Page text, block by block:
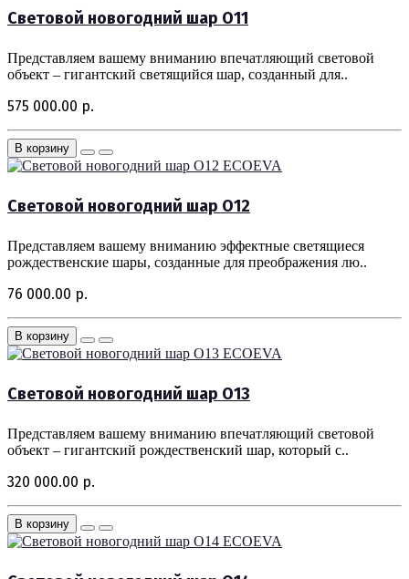
Световой новогодний шар O11
Представляем вашему вниманию впечатляющий световой
объект – гигантский светящийся шар, созданный для..
575 000.00 р.
В корзину
ECOEVA
Световой новогодний шар O12
Представляем вашему вниманию эффектные светящиеся
рождественские шары, созданные для преображения лю..
76 000.00 р.
В корзину
ECOEVA
Световой новогодний шар O13
Представляем вашему вниманию впечатляющий световой
объект – гигантский рождественский шар, который с..
320 000.00 р.
В корзину
ECOEVA